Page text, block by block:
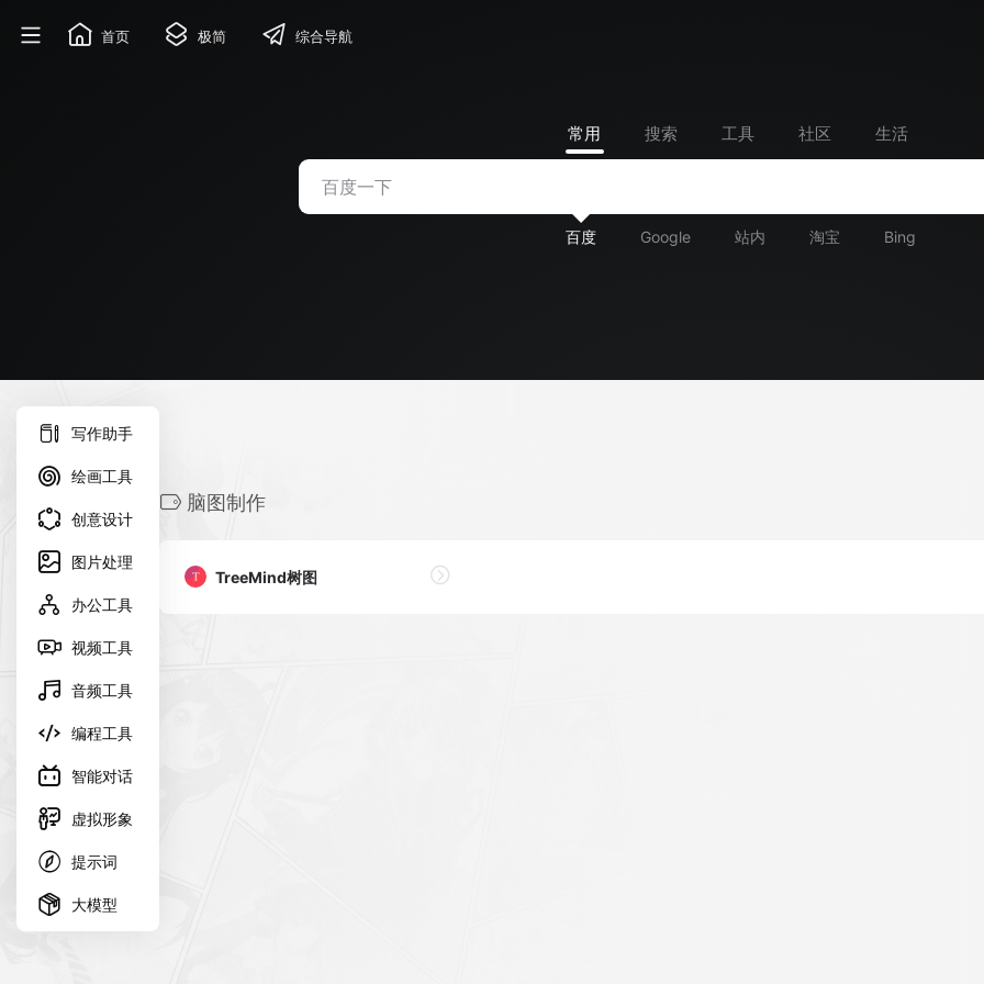
首页 极简 综合导航
常用 搜索 工具 社区 生活
百度 Google 站内 淘宝 Bing
写作助手
绘画工具
创意设计
图片处理
办公工具
视频工具
音频工具
编程工具
智能对话
虚拟形象
提示词
大模型
脑图制作
TreeMind树图